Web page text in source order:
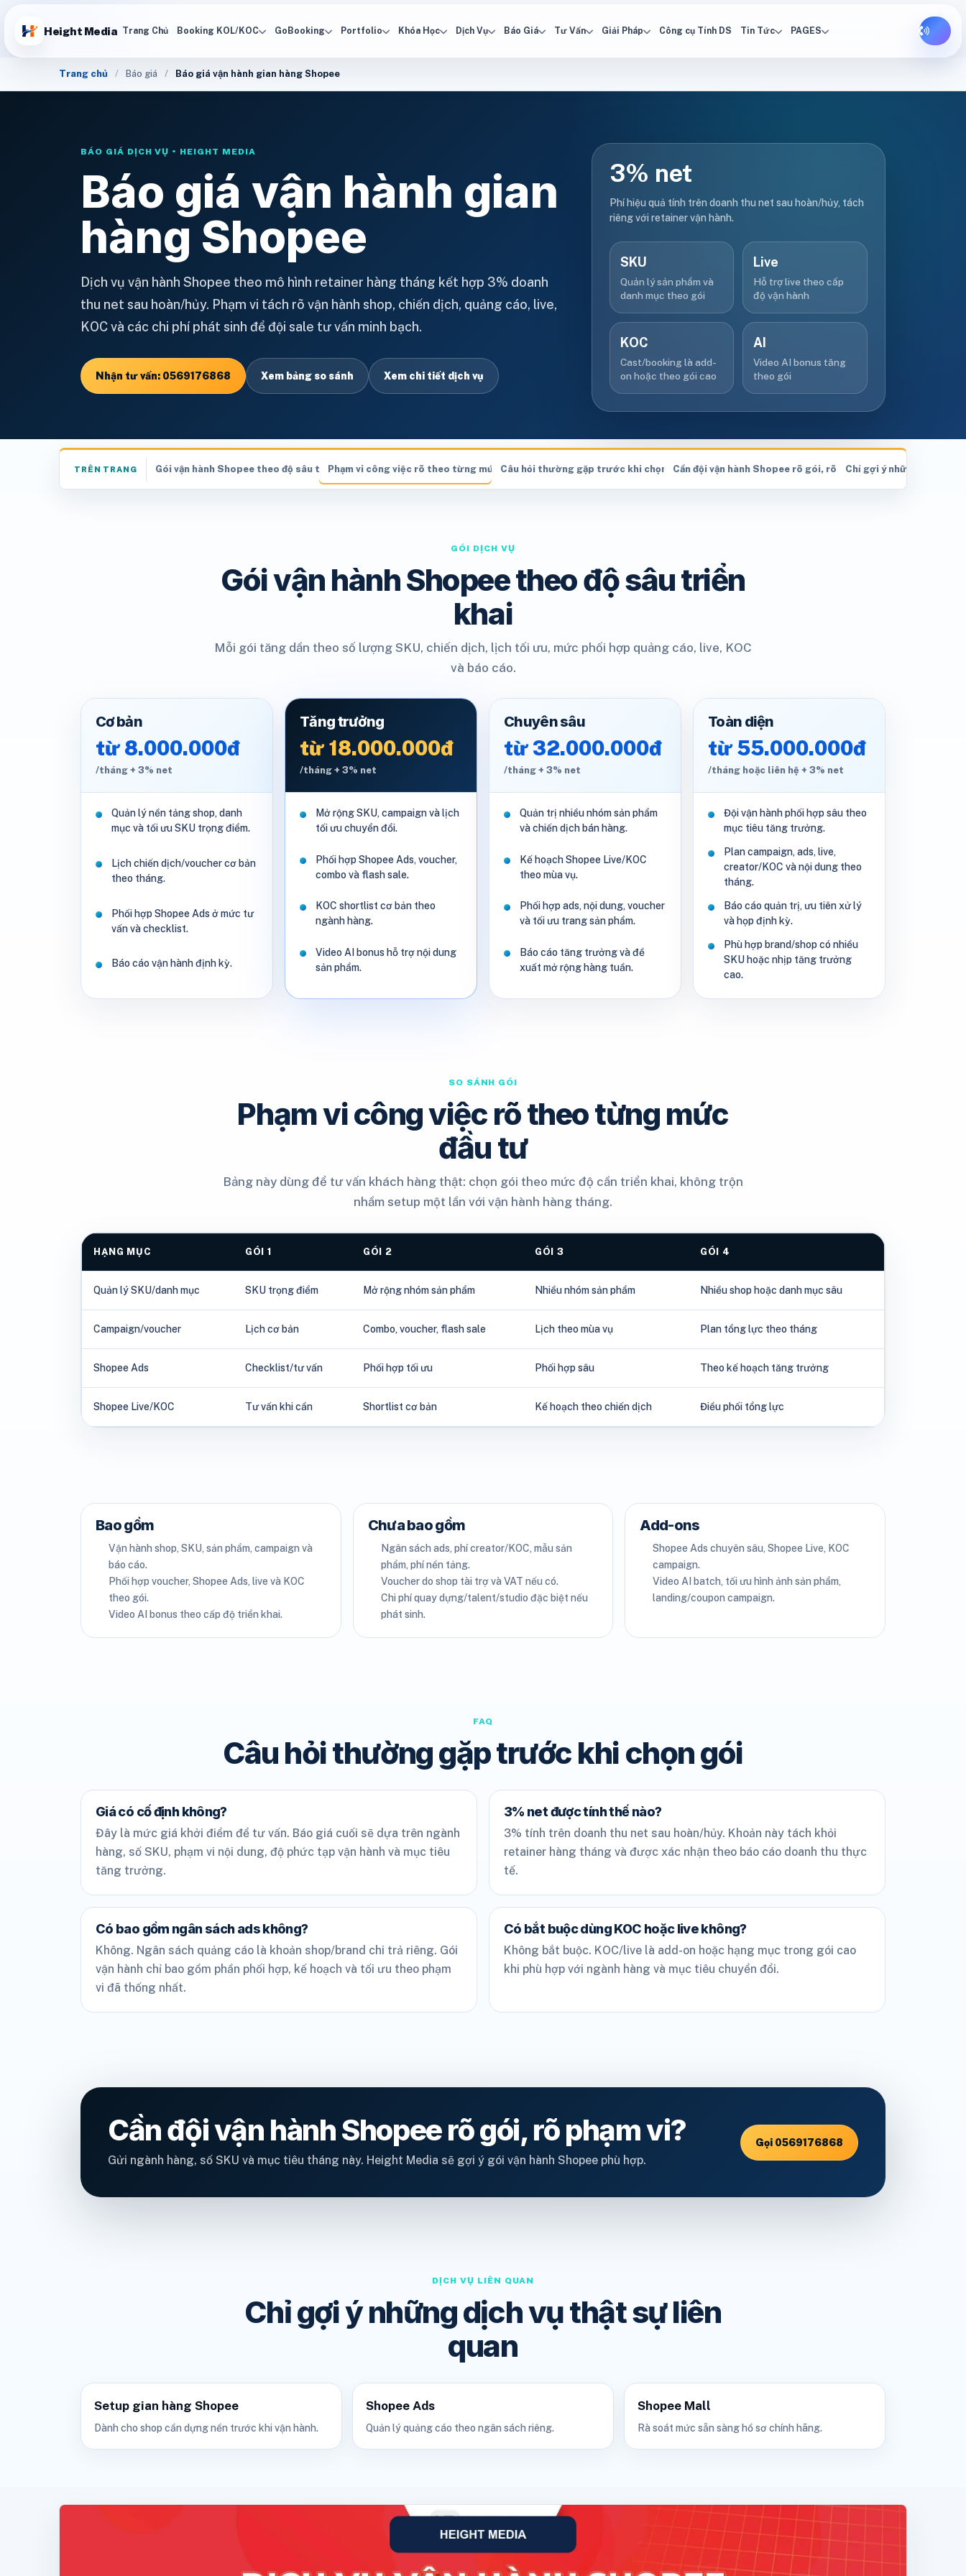
Height Media Trang Chủ Booking KOL/KOC GoBooking Portfolio Khóa Học Dịch Vụ Báo Giá Tư Vấn Giải Pháp Công cụ Tính DS Tin Tức PAGES
Trang chủ Báo giá Báo giá vận hành gian hàng Shopee
BÁO GIÁ DỊCH VỤ • HEIGHT MEDIA
Báo giá vận hành gian
hàng Shopee
Dịch vụ vận hành Shopee theo mô hình retainer hàng tháng kết hợp 3% doanh
thu net sau hoàn/hủy. Phạm vi tách rõ vận hành shop, chiến dịch, quảng cáo, live,
KOC và các chi phí phát sinh để đội sale tư vấn minh bạch.
Nhận tư vấn: 0569176868 Xem bảng so sánh Xem chi tiết dịch vụ
3% net
Phí hiệu quả tính trên doanh thu net sau hoàn/hủy, tách
riêng với retainer vận hành.
SKU
Quản lý sản phẩm và
danh mục theo gói
Live
Hỗ trợ live theo cấp
độ vận hành
KOC
Cast/booking là add-
on hoặc theo gói cao
AI
Video AI bonus tăng
theo gói
TRÊN TRANG Gói vận hành Shopee theo độ sâu triển khaiPhạm vi công việc rõ theo từng mức đầu tưCâu hỏi thường gặp trước khi chọn góiCần đội vận hành Shopee rõ gói, rõ phạm vi?Chỉ gợi ý những dịch vụ
GÓI DỊCH VỤ
Gói vận hành Shopee theo độ sâu triển
khai
Mỗi gói tăng dần theo số lượng SKU, chiến dịch, lịch tối ưu, mức phối hợp quảng cáo, live, KOC
và báo cáo.
Cơ bản
từ 8.000.000đ
/tháng + 3% net
Quản lý nền tảng shop, danh
mục và tối ưu SKU trọng điểm.
Lịch chiến dịch/voucher cơ bản
theo tháng.
Phối hợp Shopee Ads ở mức tư
vấn và checklist.
Báo cáo vận hành định kỳ.
Tăng trưởng
từ 18.000.000đ
/tháng + 3% net
Mở rộng SKU, campaign và lịch
tối ưu chuyển đổi.
Phối hợp Shopee Ads, voucher,
combo và flash sale.
KOC shortlist cơ bản theo
ngành hàng.
Video AI bonus hỗ trợ nội dung
sản phẩm.
Chuyên sâu
từ 32.000.000đ
/tháng + 3% net
Quản trị nhiều nhóm sản phẩm
và chiến dịch bán hàng.
Kế hoạch Shopee Live/KOC
theo mùa vụ.
Phối hợp ads, nội dung, voucher
và tối ưu trang sản phẩm.
Báo cáo tăng trưởng và đề
xuất mở rộng hàng tuần.
Toàn diện
từ 55.000.000đ
/tháng hoặc liên hệ + 3% net
Đội vận hành phối hợp sâu theo
mục tiêu tăng trưởng.
Plan campaign, ads, live,
creator/KOC và nội dung theo
tháng.
Báo cáo quản trị, ưu tiên xử lý
và họp định kỳ.
Phù hợp brand/shop có nhiều
SKU hoặc nhịp tăng trưởng
cao.
SO SÁNH GÓI
Phạm vi công việc rõ theo từng mức
đầu tư
Bảng này dùng để tư vấn khách hàng thật: chọn gói theo mức độ cần triển khai, không trộn
nhầm setup một lần với vận hành hàng tháng.
HẠNG MỤC GÓI 1 GÓI 2 GÓI 3 GÓI 4
Quản lý SKU/danh mục SKU trọng điểm Mở rộng nhóm sản phẩm Nhiều nhóm sản phẩm Nhiều shop hoặc danh mục sâu
Campaign/voucher Lịch cơ bản Combo, voucher, flash sale Lịch theo mùa vụ Plan tổng lực theo tháng
Shopee Ads Checklist/tư vấn Phối hợp tối ưu Phối hợp sâu Theo kế hoạch tăng trưởng
Shopee Live/KOC Tư vấn khi cần Shortlist cơ bản Kế hoạch theo chiến dịch Điều phối tổng lực
Bao gồm
Vận hành shop, SKU, sản phẩm, campaign và
báo cáo.
Phối hợp voucher, Shopee Ads, live và KOC
theo gói.
Video AI bonus theo cấp độ triển khai.
Chưa bao gồm
Ngân sách ads, phí creator/KOC, mẫu sản
phẩm, phí nền tảng.
Voucher do shop tài trợ và VAT nếu có.
Chi phí quay dựng/talent/studio đặc biệt nếu
phát sinh.
Add-ons
Shopee Ads chuyên sâu, Shopee Live, KOC
campaign.
Video AI batch, tối ưu hình ảnh sản phẩm,
landing/coupon campaign.
FAQ
Câu hỏi thường gặp trước khi chọn gói
Giá có cố định không?
Đây là mức giá khởi điểm để tư vấn. Báo giá cuối sẽ dựa trên ngành
hàng, số SKU, phạm vi nội dung, độ phức tạp vận hành và mục tiêu
tăng trưởng.
3% net được tính thế nào?
3% tính trên doanh thu net sau hoàn/hủy. Khoản này tách khỏi
retainer hàng tháng và được xác nhận theo báo cáo doanh thu thực
tế.
Có bao gồm ngân sách ads không?
Không. Ngân sách quảng cáo là khoản shop/brand chi trả riêng. Gói
vận hành chỉ bao gồm phần phối hợp, kế hoạch và tối ưu theo phạm
vi đã thống nhất.
Có bắt buộc dùng KOC hoặc live không?
Không bắt buộc. KOC/live là add-on hoặc hạng mục trong gói cao
khi phù hợp với ngành hàng và mục tiêu chuyển đổi.
Cần đội vận hành Shopee rõ gói, rõ phạm vi?
Gửi ngành hàng, số SKU và mục tiêu tháng này. Height Media sẽ gợi ý gói vận hành Shopee phù hợp.
Gọi 0569176868
DỊCH VỤ LIÊN QUAN
Chỉ gợi ý những dịch vụ thật sự liên
quan
Setup gian hàng Shopee
Dành cho shop cần dựng nền trước khi vận hành.
Shopee Ads
Quản lý quảng cáo theo ngân sách riêng.
Shopee Mall
Rà soát mức sẵn sàng hồ sơ chính hãng.